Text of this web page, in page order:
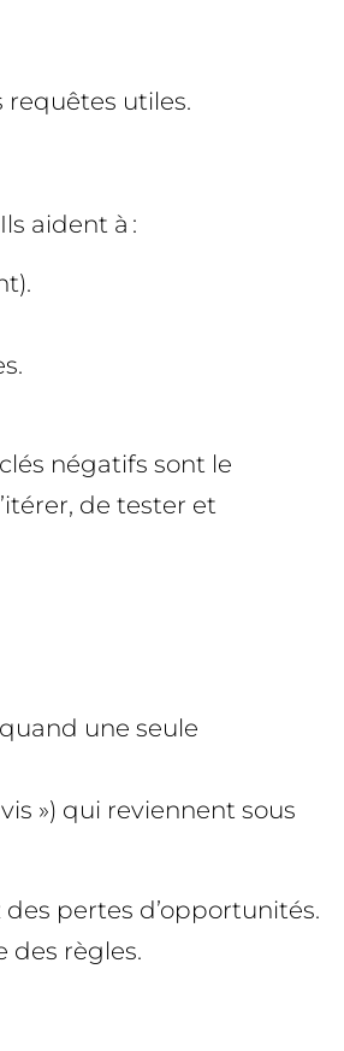
requêtes utiles.
aident à :
négatifs sont le
de tester et
une seule
») qui reviennent sous
pertes d’opportunités.
des règles.